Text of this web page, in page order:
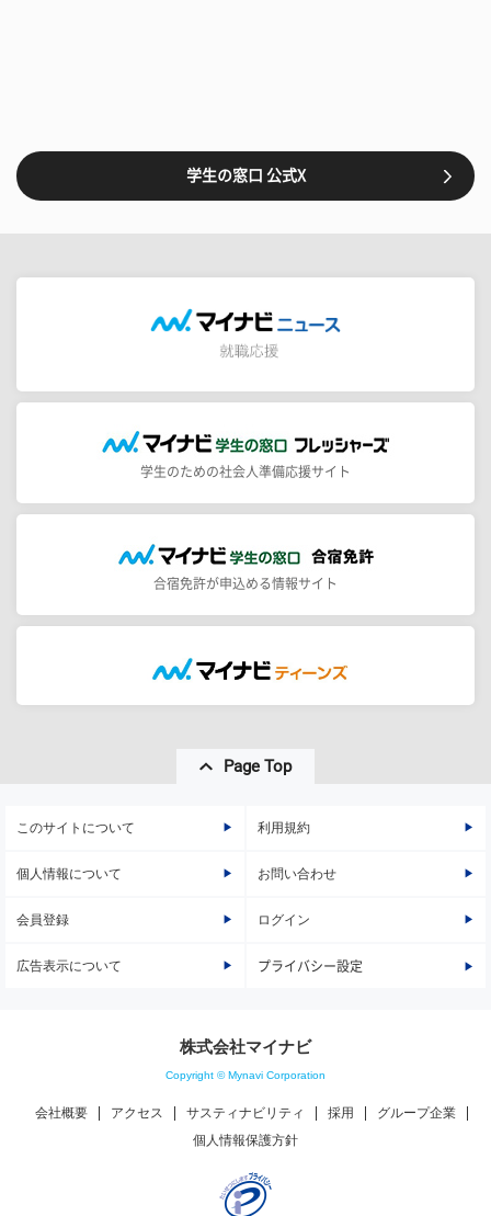
学生の窓口 公式X
学生のための社会人準備応援サイト
合宿免許が申込める情報サイト
Page Top
このサイトについて 利用規約
個人情報について お問い合わせ
会員登録 ログイン
広告表示について プライバシー設定
株式会社マイナビ
Copyright © Mynavi Corporation
会社概要 アクセス サスティナビリティ 採用
グループ企業
個人情報保護方針